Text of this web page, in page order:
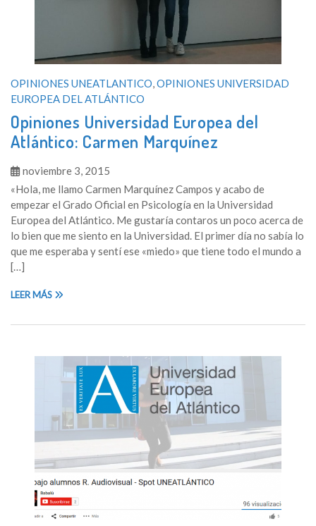
OPINIONES UNEATLANTICO,OPINIONES UNIVERSIDAD
EUROPEA DEL ATLÁNTICO
Opiniones Universidad Europea del
Atlántico: Carmen Marquínez
noviembre 3, 2015
«Hola, me llamo Carmen Marquínez Campos y acabo de
empezar el Grado Oficial en Psicología en la Universidad
Europea del Atlántico. Me gustaría contaros un poco acerca de
lo bien que me siento en la Universidad. El primer día no sabía lo
que me esperaba y sentí ese «miedo» que tiene todo el mundo a
[…]
LEER MÁS